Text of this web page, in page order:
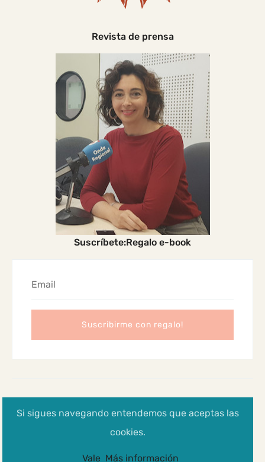
Revista de prensa
Suscríbete:Regalo e-book
Aviso legal, Política de privacidad y cookies
Si sigues navegando entendemos que aceptas las
cookies.
Vale Más información